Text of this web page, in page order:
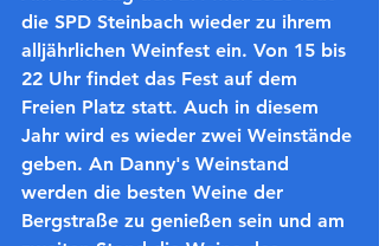
die SPD Steinbach wieder zu ihrem
alljährlichen Weinfest ein. Von 15 bis
22 Uhr findet das Fest auf dem
Freien Platz statt. Auch in diesem
Jahr wird es wieder zwei Weinstände
geben. An Danny's Weinstand
werden die besten Weine der
Bergstraße zu genießen sein und am